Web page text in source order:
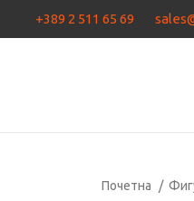
+389 2 511 65 69
Почетна